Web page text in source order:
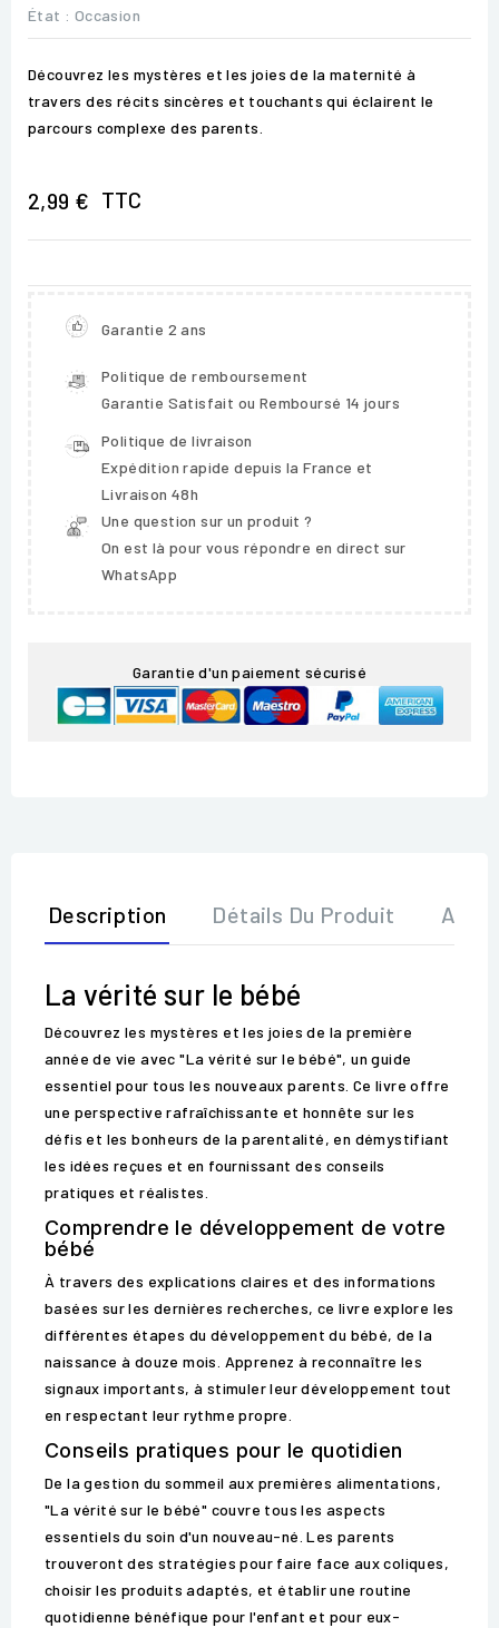
État : Occasion
Découvrez les mystères et les joies de la maternité à
travers des récits sincères et touchants qui éclairent le
parcours complexe des parents.
2,99 € TTC
Garantie 2 ans
Politique de remboursement
Garantie Satisfait ou Remboursé 14 jours
Politique de livraison
Expédition rapide depuis la France et
Livraison 48h
Une question sur un produit ?
On est là pour vous répondre en direct sur
WhatsApp
Garantie d'un paiement sécurisé
Description Détails Du Produit Avis
La vérité sur le bébé
Découvrez les mystères et les joies de la première
année de vie avec "La vérité sur le bébé", un guide
essentiel pour tous les nouveaux parents. Ce livre offre
une perspective rafraîchissante et honnête sur les
défis et les bonheurs de la parentalité, en démystifiant
les idées reçues et en fournissant des conseils
pratiques et réalistes.
Comprendre le développement de votre
bébé
À travers des explications claires et des informations
basées sur les dernières recherches, ce livre explore les
différentes étapes du développement du bébé, de la
naissance à douze mois. Apprenez à reconnaître les
signaux importants, à stimuler leur développement tout
en respectant leur rythme propre.
Conseils pratiques pour le quotidien
De la gestion du sommeil aux premières alimentations,
"La vérité sur le bébé" couvre tous les aspects
essentiels du soin d'un nouveau-né. Les parents
trouveront des stratégies pour faire face aux coliques,
choisir les produits adaptés, et établir une routine
quotidienne bénéfique pour l'enfant et pour eux-